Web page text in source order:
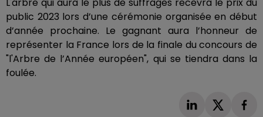
L'arbre qui aura le plus de suffrages recevra le prix du
public 2023 lors d’une cérémonie organisée en début
d’année prochaine. Le gagnant aura l’honneur de
représenter la France lors de la finale du concours de
"l'Arbre de l’Année européen", qui se tiendra dans la
foulée.